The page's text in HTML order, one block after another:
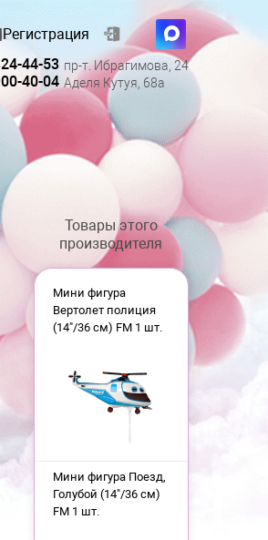
|Регистрация
44-53 пр-т. Ибрагимова, 24
40-04 Аделя Кутуя, 68а
Товары этого
производителя
Мини фигура
Вертолет полиция
(14"/36 см) FM 1 шт.
Мини фигура Поезд,
Голубой (14"/36 см)
FM 1 шт.